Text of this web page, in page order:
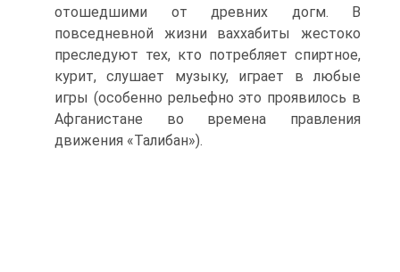
отошедшими от древних догм. В
повседневной жизни ваххабиты жестоко
преследуют тех, кто потребляет спиртное,
курит, слушает музыку, играет в любые
игры (особенно рельефно это проявилось в
Афганистане во времена правления
движения «Талибан»).